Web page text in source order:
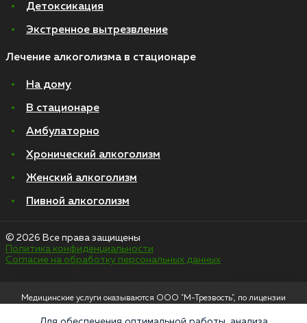
Детоксикация
Экстренное вытрезвление
Лечение алкоголизма в стационаре
На дому
В стационаре
Амбулаторно
Хронический алкоголизм
Женский алкоголизм
Пивной алкоголизм
© 2026 Все права защищены
Политика конфиденциальности
Согласие на обработку персональных данных
Медицинские услуги оказываются ООО "М-Трезвость", по лицензии
Москва, улица 8 Марта, 1с12, подъезд 1